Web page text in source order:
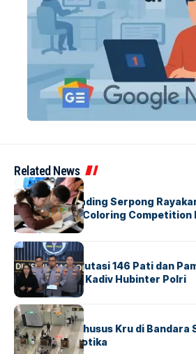
Related News
BERITAINDEX
Atria Hotel Gading Serpong
Lewat Family Coloring Competition
Indonesia
BERITA
Mabes Polri Mutasi 146 Pati dan
Untung Jabat Kadiv Hubinter Polri
BANDARABERITA
Ketika Jalur Khusus Kru di Bandara
Sindikat Narkotika